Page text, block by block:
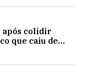
após colidir
que caiu de
Cascavel